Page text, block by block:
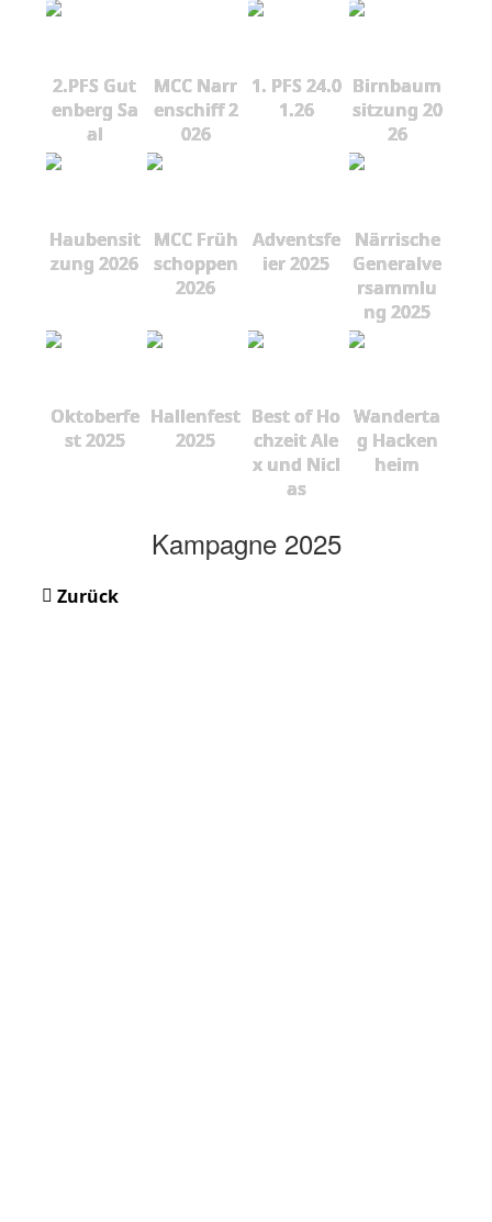
2.PFS Gut
enberg Sa
al
MCC Narr
enschiff 2
026
1. PFS 24.0
1.26
Birnbaum
sitzung 20
26
Haubensit
zung 2026
MCC Früh
schoppen
2026
Adventsfe
ier 2025
Närrische
Generalve
rsammlu
ng 2025
Oktoberfe
st 2025
Hallenfest
2025
Best of Ho
chzeit Ale
x und Nicl
as
Wanderta
g Hacken
heim
Kampagne 2025
Zurück